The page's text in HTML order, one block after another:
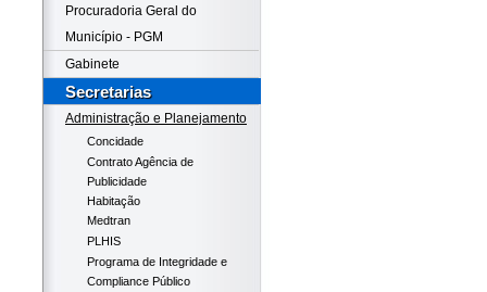
Procuradoria Geral do
Município - PGM
Gabinete
Secretarias
Administração e Planejamento
Concidade
Contrato Agência de
Publicidade
Habitação
Medtran
PLHIS
Programa de Integridade e
Compliance Público